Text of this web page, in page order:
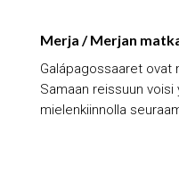
Merja / Merjan
Galápagossaaret ovat
Samaan reissuun
mielenkiinnolla